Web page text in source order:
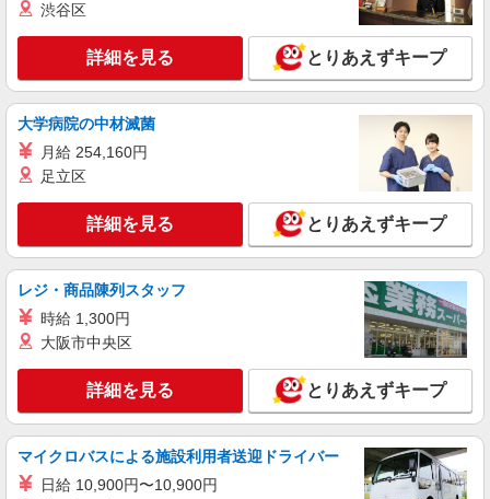
渋谷区
詳細を見る とりあえずキープ
大学病院の中材滅菌
月給 254,160円
足立区
詳細を見る とりあえずキープ
レジ・商品陳列スタッフ
時給 1,300円
大阪市中央区
詳細を見る とりあえずキープ
マイクロバスによる施設利用者送迎ドライバー
日給 10,900円〜10,900円